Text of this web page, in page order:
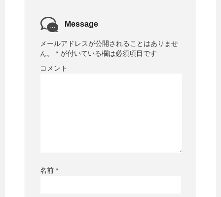
Message
メールアドレスが公開されることはありませ
ん。
* が付いている欄は必須項目です
コメント
名前 *